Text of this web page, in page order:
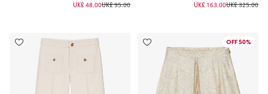
UK£ 325.00
UK£ 163.00
UK£ 95.00
UK£ 48.00
50% OFF